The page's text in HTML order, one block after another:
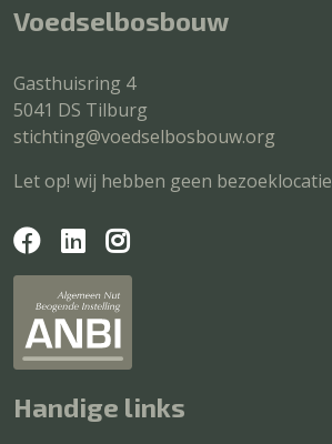
Voedselbosbouw
Gasthuisring 4
5041 DS Tilburg
stichting@voedselbosbouw.org
Let op! wij hebben geen bezoeklocatie
Handige links